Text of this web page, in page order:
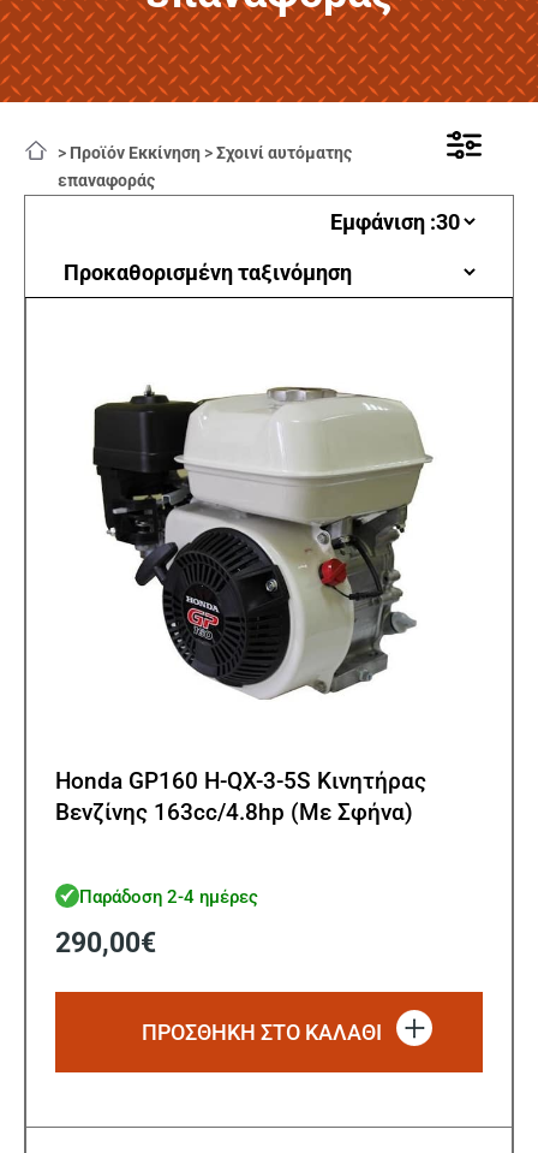
> Προϊόν Εκκίνηση >Σχοινί αυτόματης
επαναφοράς
Honda GP160 H-QX-3-5S Κινητήρας
Βενζίνης 163cc/4.8hp (Με Σφήνα)
Παράδοση 2-4 ημέρες
290,00€
ΠΡΟΣΘΗΚΗ ΣΤΟ ΚΑΛΑΘΙ